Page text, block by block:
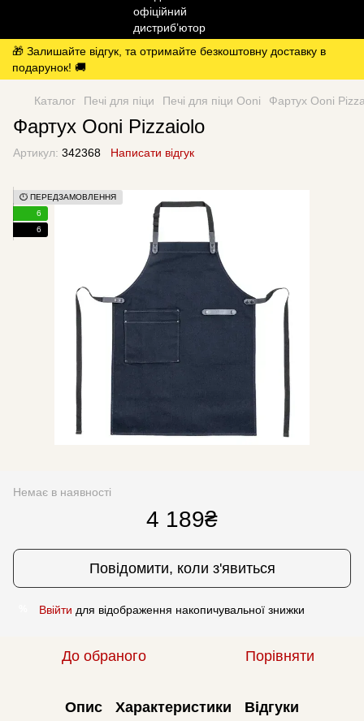
🎁 Залишайте відгук, та отримайте безкоштовну доставку в
подарунок! 🚚
Каталог Печі для піци Печі для піци Ooni Фартух Ooni
Фартух Ooni Pizzaiolo
Артикул: 342368 Написати відгук
⏱️ ПЕРЕДЗАМОВЛЕННЯ
6
6
Немає в наявності
4 189₴
Повідомити, коли з'явиться
Ввійти для відображення накопичувальної знижки
До обраного Порівняти
Опис Характеристики Відгуки